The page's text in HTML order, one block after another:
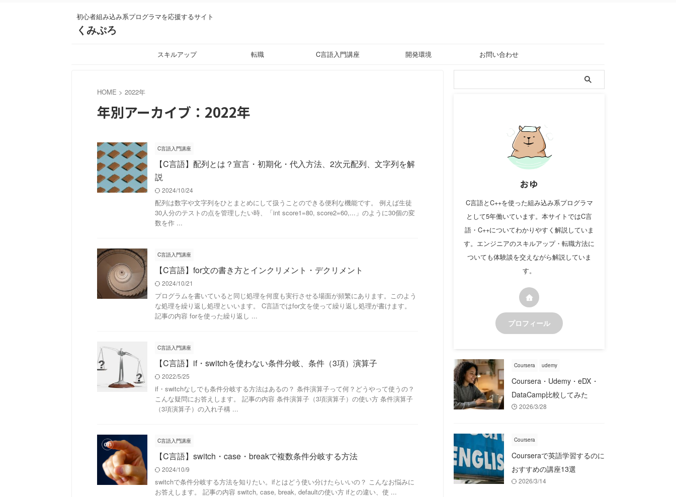
初心者組み込み系プログラマを応援するサイト
くみぷろ
スキルアップ 転職 C言語入門講座 開発環境 お問い合わせ
HOME > 2022年
年別アーカイブ：2022年
C言語入門講座
【C言語】配列とは？宣言・初期化・代入方法、2次元配列、文字列を解
説
2024/10/24
配列は数字や文字列をひとまとめにして扱うことのできる便利な機能です。 例えば生徒
30人分のテストの点を管理したい時、「int score1=80, score2=60,...」のように30個の変
数を作 ...
C言語入門講座
【C言語】for文の書き方とインクリメント・デクリメント
2024/10/21
プログラムを書いていると同じ処理を何度も実行させる場面が頻繁にあります。このよう
な処理を繰り返し処理といいます。 C言語ではfor文を使って繰り返し処理が書けます。
記事の内容 forを使った繰り返し ...
C言語入門講座
【C言語】if・switchを使わない条件分岐、条件（3項）演算子
2022/5/25
if・switchなしでも条件分岐する方法はあるの？ 条件演算子って何？どうやって使うの？
こんな疑問にお答えします。 記事の内容 条件演算子（3項演算子）の使い方 条件演算子
（3項演算子）の入れ子構 ...
C言語入門講座
【C言語】switch・case・breakで複数条件分岐する方法
2024/10/9
switchで条件分岐する方法を知りたい。ifとはどう使い分けたらいいの？ こんなお悩みに
お答えします。 記事の内容 switch, case, break, defaultの使い方 ifとの違い、使 ...
おゆ
C言語とC++を使った組み込み系プログラマ
として5年働いています。本サイトではC言
語・C++についてわかりやすく解説していま
す。エンジニアのスキルアップ・転職方法に
ついても体験談を交えながら解説していま
す。
プロフィール
Coursera udemy
Coursera・Udemy・eDX・
DataCamp比較してみた
2026/3/28
Coursera
Courseraで英語学習するのに
おすすめの講座13選
2026/3/14